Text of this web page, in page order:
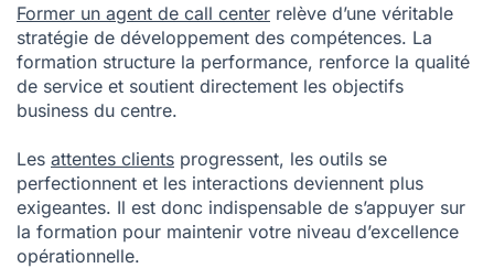
Former un agent de call center relève d’une véritable
stratégie de développement des compétences. La
formation structure la performance, renforce la qualité
de service et soutient directement les objectifs
business du centre.
Les attentes clients progressent, les outils se
perfectionnent et les interactions deviennent plus
exigeantes. Il est donc indispensable de s’appuyer sur
la formation pour maintenir votre niveau d’excellence
opérationnelle.